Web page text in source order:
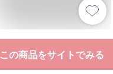
この商品をサイトでみる